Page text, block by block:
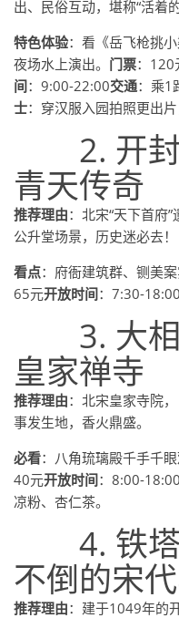
出、民俗互动，堪称“活着
特色体验：看《岳飞枪挑小
夜场水上演出。 门票：120
间：9:00-22:00交通：乘1
士：穿汉服入园拍照更出
2. 开
青天传奇
推荐理由：北宋“天下首府
公升堂场景，历史迷必去！
看点：府衙建筑群、铡美
65元开放时间：7:30-18:00
3. 大
皇家禅寺
推荐理由：北宋皇家寺院
事发生地，香火鼎盛。
必看：八角琉璃殿千手千
40元开放时间：8:00-18:00
凉粉、杏仁茶。
4. 铁
不倒的宋
推荐理由：建于1049年的